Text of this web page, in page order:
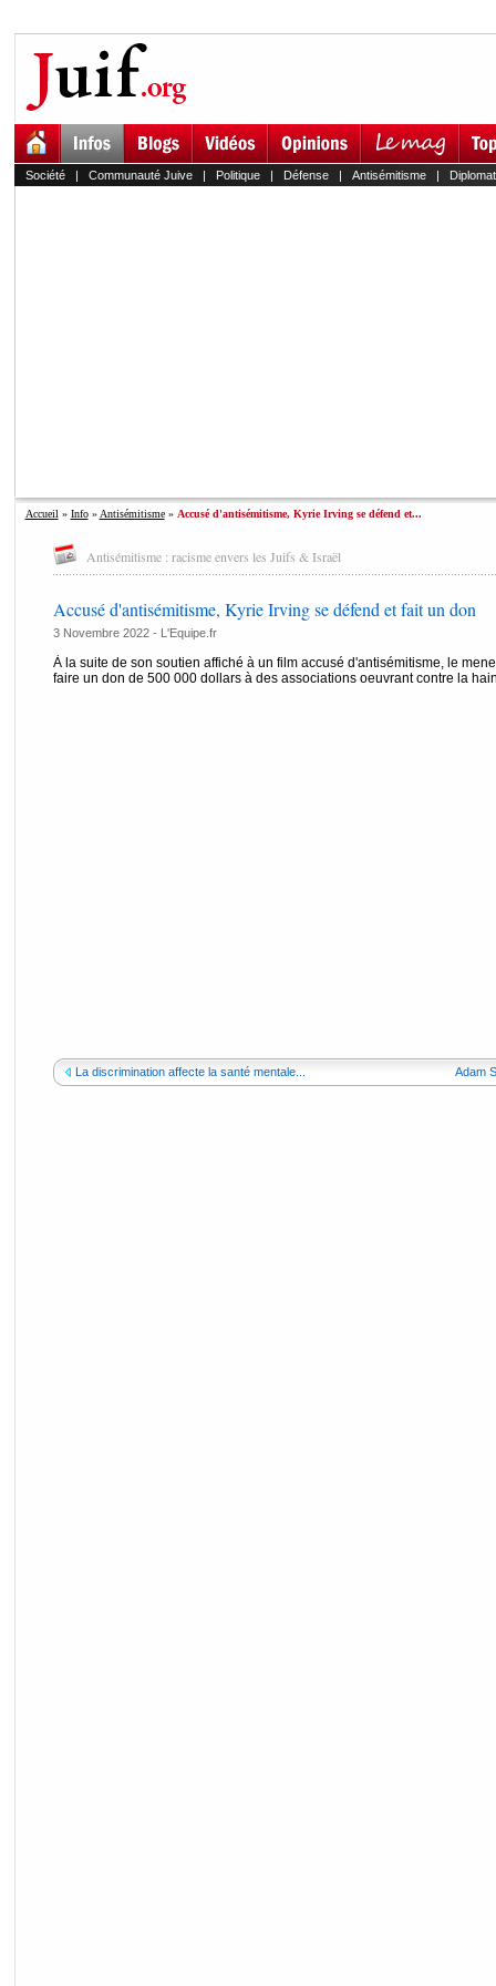
Société| Communauté Juive| Politique| Défense| Antisémitisme|
Accueil » Info» Antisémitisme» Accusé d'antisémitisme, Kyrie Irving se défend et...
Antisémitisme : racisme envers les Juifs & Israël
Accusé d'antisémitisme, Kyrie Irving se défend et fait un don
3 Novembre 2022 - L'Equipe.fr
À la suite de son soutien affiché à un film accusé d'antisémitisme, le
faire un don de 500 000 dollars à des associations oeuvrant contre la
La discrimination affecte la santé mentale... Adam